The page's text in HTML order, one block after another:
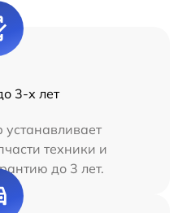
3-х лет
техники и
до 3 лет.